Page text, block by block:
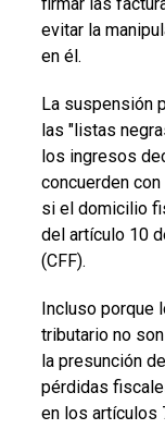
evitar la
en él.
La suspensión
las "listas
los ingresos
concuerden
si el domicilio
del artículo 10
(CFF).
Incluso porque
tributario no
la presunción
pérdidas
en los artículos